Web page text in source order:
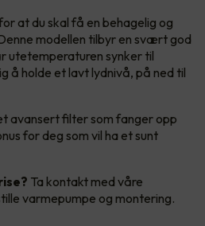
at du skal få en behagelig og
modellen tilbyr en svært god
utetemperaturen synker til
å holde et lavt lydnivå, på ned til
avansert filter som fanger opp
for deg som vil ha et sunt
Ta kontakt med våre
varmepumpe og montering.